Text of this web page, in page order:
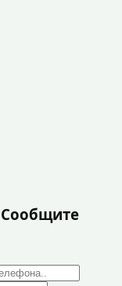
Сообщите